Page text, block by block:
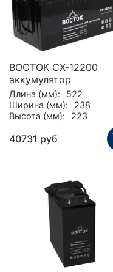
ВОСТОК CX-12200
аккумулятор
Длина (мм):
522
Ширина (мм):
238
Высота (мм):
223
40731 руб